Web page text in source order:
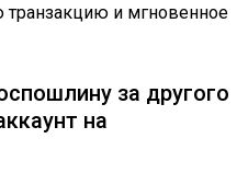
и мгновенное
за другого
на